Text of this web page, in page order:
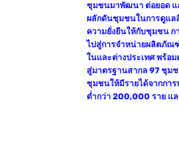
ชุมชนมาพัฒนา ต่อยอด แ
ผลักดันชุมชนในการดูแล
ความยั่งยืนให้กับชุมชน
ไปสู่การจำหน่ายผลิตภัณ
ในและต่างประเทศ พร้อม
สู่มาตรฐานสากล 97 ชุม
ชุมชนให้มีรายได้จากการ
ต่ำกว่า 200,000 ราย แ